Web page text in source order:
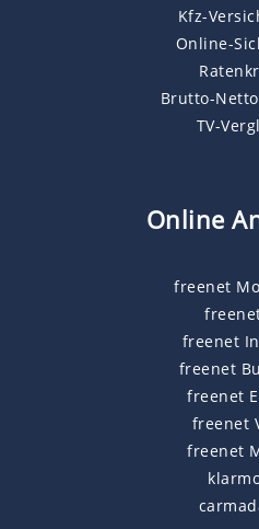
Kfz-
Online-
Brutto-
TV-
Online
freenet
freenet
freenet
freenet
freenet
freenet